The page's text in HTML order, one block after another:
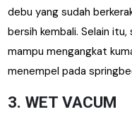
debu yang sudah
bersih kembali. Selain
mampu mengangkat
menempel pada
3. WET VACUM